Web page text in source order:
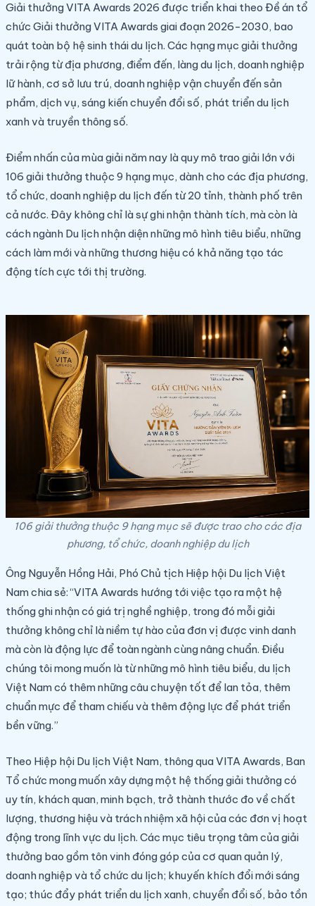
Giải thưởng VITA Awards 2026 được triển khai theo Đề án tổ
chức Giải thưởng VITA Awards giai đoạn 2026-2030, bao
quát toàn bộ hệ sinh thái du lịch. Các hạng mục giải thưởng
trải rộng từ địa phương, điểm đến, làng du lịch, doanh nghiệp
lữ hành, cơ sở lưu trú, doanh nghiệp vận chuyển đến sản
phẩm, dịch vụ, sáng kiến chuyển đổi số, phát triển du lịch
xanh và truyền thông số.
Điểm nhấn của mùa giải năm nay là quy mô trao giải lớn với
106 giải thưởng thuộc 9 hạng mục, dành cho các địa phương,
tổ chức, doanh nghiệp du lịch đến từ 20 tỉnh, thành phố trên
cả nước. Đây không chỉ là sự ghi nhận thành tích, mà còn là
cách ngành Du lịch nhận diện những mô hình tiêu biểu, những
cách làm mới và những thương hiệu có khả năng tạo tác
động tích cực tới thị trường.
106 giải thưởng thuộc 9 hạng mục sẽ được trao cho các địa
phương, tổ chức, doanh nghiệp du lịch
Ông Nguyễn Hồng Hải, Phó Chủ tịch Hiệp hội Du lịch Việt
Nam chia sẻ: “VITA Awards hướng tới việc tạo ra một hệ
thống ghi nhận có giá trị nghề nghiệp, trong đó mỗi giải
thưởng không chỉ là niềm tự hào của đơn vị được vinh danh
mà còn là động lực để toàn ngành cùng nâng chuẩn. Điều
chúng tôi mong muốn là từ những mô hình tiêu biểu, du lịch
Việt Nam có thêm những câu chuyện tốt để lan tỏa, thêm
chuẩn mực để tham chiếu và thêm động lực để phát triển
bền vững.”
Theo Hiệp hội Du lịch Việt Nam, thông qua VITA Awards, Ban
Tổ chức mong muốn xây dựng một hệ thống giải thưởng có
uy tín, khách quan, minh bạch, trở thành thước đo về chất
lượng, thương hiệu và trách nhiệm xã hội của các đơn vị hoạt
động trong lĩnh vực du lịch. Các mục tiêu trọng tâm của giải
thưởng bao gồm tôn vinh đóng góp của cơ quan quản lý,
doanh nghiệp và tổ chức du lịch; khuyến khích đổi mới sáng
tạo; thúc đẩy phát triển du lịch xanh, chuyển đổi số, bảo tồn